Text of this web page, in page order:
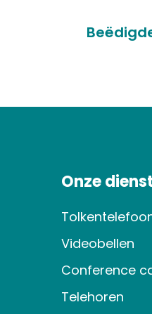
Onze
Videobellen
Conference
Telehoren